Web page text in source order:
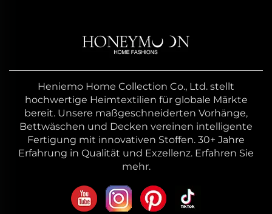
Heniemo Home Collection Co., Ltd. stellt
hochwertige Heimtextilien für globale Märkte
bereit. Unsere maßgeschneiderten Vorhänge,
Bettwäschen und Decken vereinen intelligente
Fertigung mit innovativen Stoffen. 30+ Jahre
Erfahrung in Qualität und Exzellenz. Erfahren Sie
mehr.